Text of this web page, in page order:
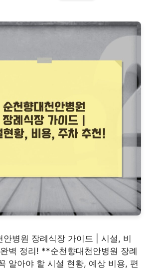
병원 장례식장 가이드 | 시설, 비
벽 정리! **순천향대천안병원 장례
알아야 할 시설 현황, 예상 비용, 편